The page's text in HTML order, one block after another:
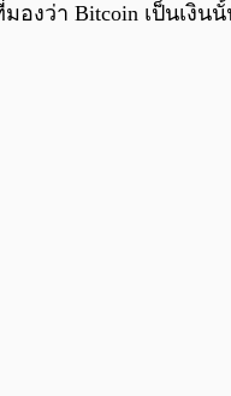
องว่า Bitcoin เป็นเงิ